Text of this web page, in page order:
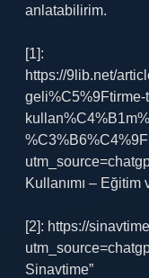
anlatabilirim.
[1]:
https://9lib.net/
Kullanımı –
[2]: https://
Sinavtime”